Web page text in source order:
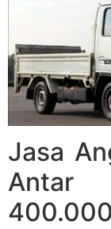
Jasa
Antar
400.000